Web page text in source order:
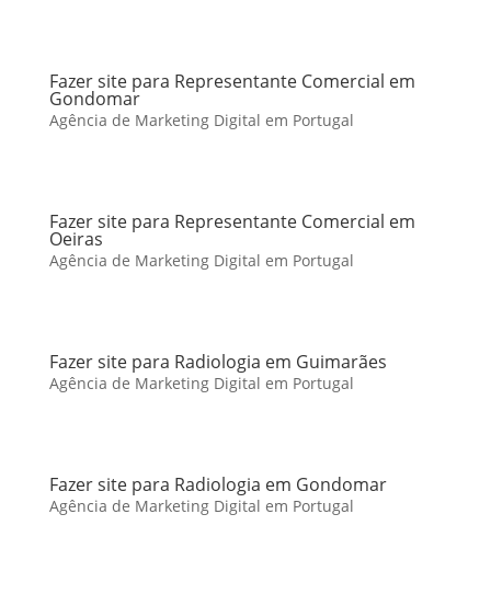
Fazer site para Representante Comercial em
Gondomar
Agência de Marketing Digital em Portugal
Fazer site para Representante Comercial em
Oeiras
Agência de Marketing Digital em Portugal
Fazer site para Radiologia em Guimarães
Agência de Marketing Digital em Portugal
Fazer site para Radiologia em Gondomar
Agência de Marketing Digital em Portugal